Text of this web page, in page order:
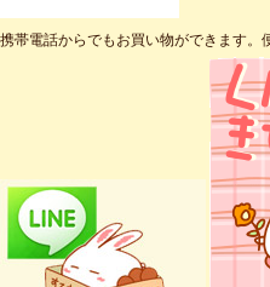
携帯電話からでもお買い物ができます。